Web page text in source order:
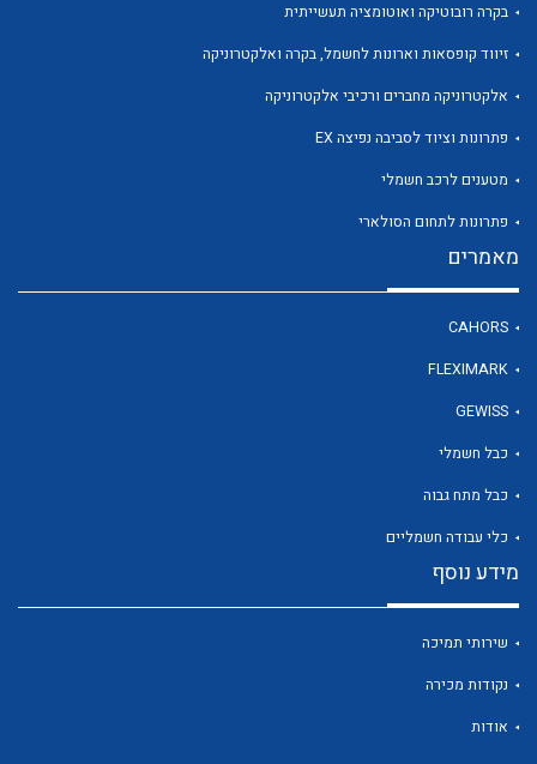
לכל מוצרי היצרן
בקרה רובוטיקה ואוטומציה תעשייתית
זיווד קופסאות וארונות לחשמל, בקרה ואלקטרוניקה
אלקטרוניקה מחברים ורכיבי אלקטרוניקה
פתרונות וציוד לסביבה נפיצה EX
מטענים לרכב חשמלי
פתרונות לתחום הסולארי
מאמרים
CAHORS
FLEXIMARK
GEWISS
כבל חשמלי
כבל מתח גבוה
כלי עבודה חשמליים
מידע נוסף
שירותי תמיכה
נקודות מכירה
אודות